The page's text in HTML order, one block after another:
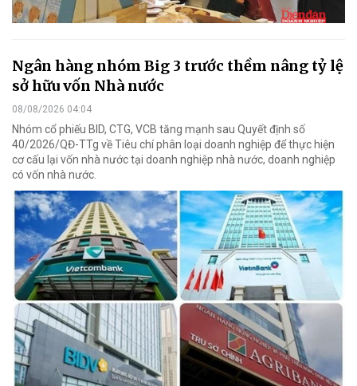
Ngân hàng nhóm Big 3 trước thềm nâng tỷ lệ
sở hữu vốn Nhà nước
08/08/2026 04:04
Nhóm cổ phiếu BID, CTG, VCB tăng mạnh sau Quyết định số
40/2026/QĐ-TTg về Tiêu chí phân loại doanh nghiệp để thực hiện
cơ cấu lại vốn nhà nước tại doanh nghiệp nhà nước, doanh nghiệp
có vốn nhà nước.